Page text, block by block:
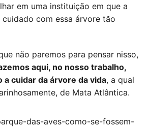
em uma instituição em que a
com essa árvore tão
não paremos para pensar nisso,
aqui, no nosso trabalho,
a cuidar da árvore da vida, a qual
de Mata Atlântica.